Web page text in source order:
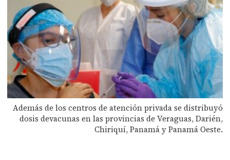
Además de los centros de atención privada se distribuyó
dosis devacunas en las provincias de Veraguas, Darién,
Chiriquí, Panamá y Panamá Oeste.